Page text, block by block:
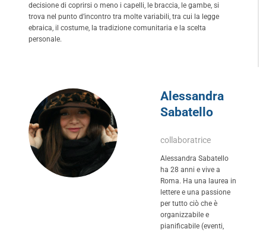
decisione di coprirsi o meno i capelli, le braccia, le gambe, si
trova nel punto d’incontro tra molte variabili, tra cui la legge
ebraica, il costume, la tradizione comunitaria e la scelta
personale.
Alessandra
Sabatello
collaboratrice
Alessandra Sabatello
ha 28 anni e vive a
Roma. Ha una laurea in
lettere e una passione
per tutto ciò che è
organizzabile e
pianificabile (eventi,